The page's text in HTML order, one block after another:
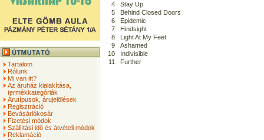
Tartalom
Rólunk
Mi van itt?
Az áruház kialakítása,
termékkategóriák
Árutípusok, árujelölések
Regisztráció
Bevásárlókosár
Fizetési módok
Szállítási idő és átvételi módok
Reklamáció
4
Stay Up
5
Behind Closed Doors
6
Epidemic
7
Hindsight
8
Light At My Feet
9
Ashamed
10
Indivisible
11
Further